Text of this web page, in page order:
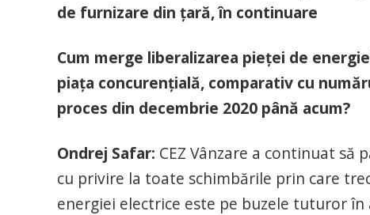
de furnizare din țară, în continuare
Cum merge liberalizarea pieței de
piața concurențială, comparativ cu
proces din decembrie 2020 până acum?
Ondrej Safar: CEZ Vânzare a continuat să
cu privire la toate schimbările prin care
energiei electrice este pe buzele tuturor